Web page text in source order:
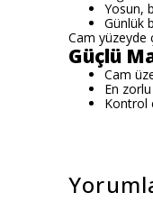
Yosun,
Günlük
Cam yüzeyde
Güçlü
Cam
En
Kontrol